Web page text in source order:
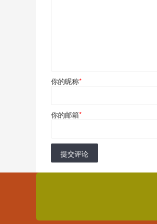
你的昵称*
你的邮箱*
提交评论